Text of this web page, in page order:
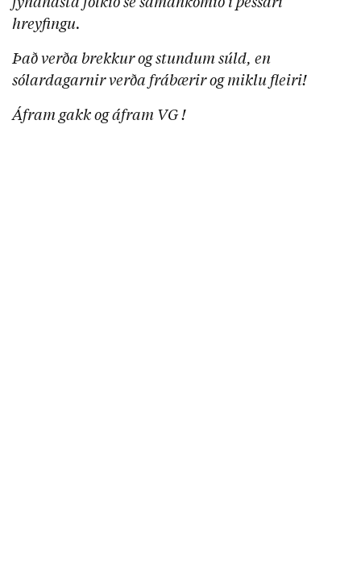
fyndnasta fólkið sé samankomið í þessari
hreyfingu.
Það verða brekkur og stundum súld, en
sólardagarnir verða frábærir og miklu fleiri!
Áfram gakk og áfram VG !